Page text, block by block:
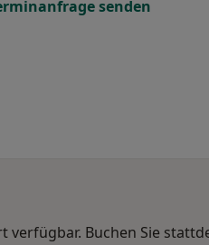
senden
Buchen Sie